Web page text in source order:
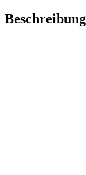
Beschreibung